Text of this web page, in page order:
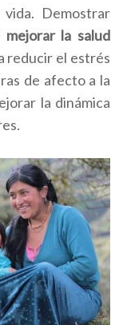
Demostrar
mejorar la salud
reducir el estrés
de afecto a la
la dinámica